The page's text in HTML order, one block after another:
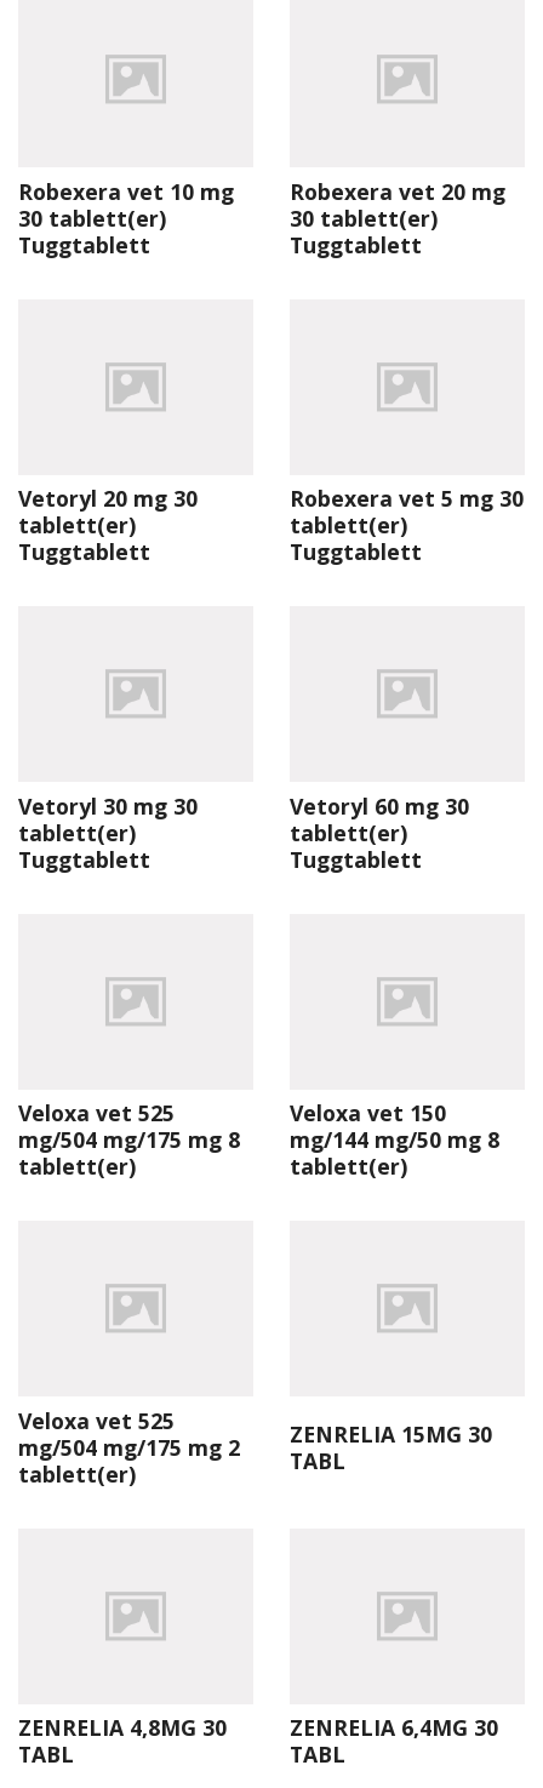
Robexera vet 10 mg
30 tablett(er)
Tuggtablett
Robexera vet 20 mg
30 tablett(er)
Tuggtablett
Vetoryl 20 mg 30
tablett(er)
Tuggtablett
Robexera vet 5 mg 30
tablett(er)
Tuggtablett
Vetoryl 30 mg 30
tablett(er)
Tuggtablett
Vetoryl 60 mg 30
tablett(er)
Tuggtablett
Veloxa vet 525
mg/504 mg/175 mg 8
tablett(er)
Veloxa vet 150
mg/144 mg/50 mg 8
tablett(er)
Veloxa vet 525
mg/504 mg/175 mg 2
tablett(er)
ZENRELIA 15MG 30
TABL
ZENRELIA 4,8MG 30
TABL
ZENRELIA 6,4MG 30
TABL